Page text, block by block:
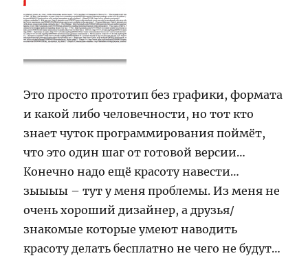
Это просто прототип без графики, формата
и какой либо человечности, но тот кто
знает чуток программирования поймёт,
что это один шаг от готовой версии…
Конечно надо ещё красоту навести…
зыыыы – тут у меня проблемы. Из меня не
очень хороший дизайнер, а друзья/
знакомые которые умеют наводить
красоту делать бесплатно не чего не будут…